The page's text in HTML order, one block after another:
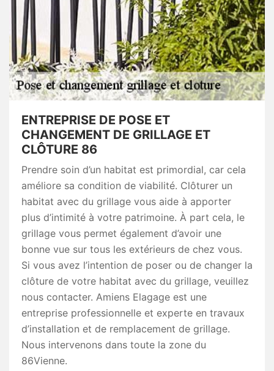
ENTREPRISE DE POSE ET
CHANGEMENT DE GRILLAGE ET
CLÔTURE 86
Prendre soin d’un habitat est primordial, car cela
améliore sa condition de viabilité. Clôturer un
habitat avec du grillage vous aide à apporter
plus d’intimité à votre patrimoine. À part cela, le
grillage vous permet également d’avoir une
bonne vue sur tous les extérieurs de chez vous.
Si vous avez l’intention de poser ou de changer la
clôture de votre habitat avec du grillage, veuillez
nous contacter. Amiens Elagage est une
entreprise professionnelle et experte en travaux
d’installation et de remplacement de grillage.
Nous intervenons dans toute la zone du
86Vienne.